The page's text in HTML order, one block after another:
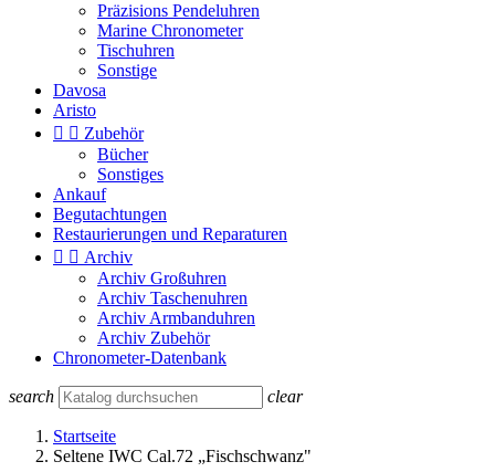
Präzisions Pendeluhren
Marine Chronometer
Tischuhren
Sonstige
Davosa
Aristo
  Zubehör
Bücher
Sonstiges
Ankauf
Begutachtungen
Restaurierungen und Reparaturen
  Archiv
Archiv Großuhren
Archiv Taschenuhren
Archiv Armbanduhren
Archiv Zubehör
Chronometer-Datenbank
search clear
Startseite
Seltene IWC Cal.72 „Fischschwanz"